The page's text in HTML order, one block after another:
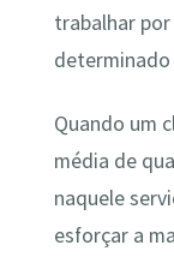
trabalhar
determinado
Quando um
média de
naquele
esforçar a